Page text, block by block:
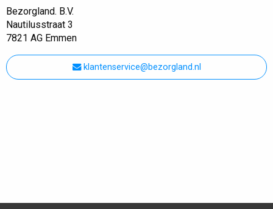
Bezorgland. B.V.
Nautilusstraat 3
7821 AG Emmen
klantenservice@bezorgland.nl